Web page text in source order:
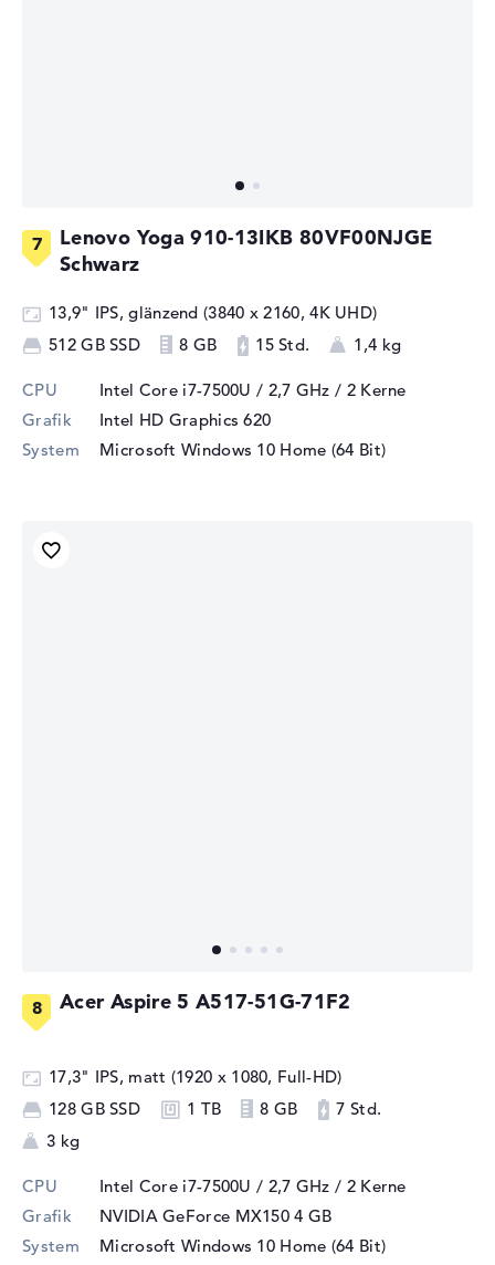
Lenovo Yoga 910-13IKB 80VF00NJGE
Schwarz
13,9" IPS, glänzend (3840 x 2160, 4K UHD)
512 GB SSD
8 GB 15 Std. 1,4 kg
CPU Intel Core i7-7500U / 2,7 GHz / 2 Kerne
Grafik
Intel HD Graphics 620
System
Microsoft Windows 10 Home (64 Bit)
Acer Aspire 5 A517-51G-71F2
17,3" IPS, matt (1920 x 1080, Full-HD)
128 GB SSD
1 TB 8 GB
7 Std.
3 kg
CPU Intel Core i7-7500U / 2,7 GHz / 2 Kerne
Grafik
NVIDIA GeForce MX150 4 GB
System
Microsoft Windows 10 Home (64 Bit)